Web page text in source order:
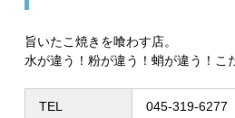
施設案内
旨いたこ焼きを喰わす店。
水が違う！粉が違う！蛸が違う！こ
TEL 045-319-6277